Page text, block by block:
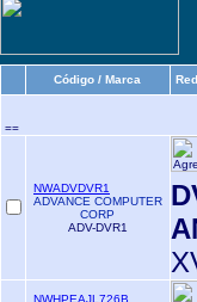
Código / Marca
==
NWADVDVR1
ADVANCE COMPUTER
CORP
ADV-DVR1
NWHPEAJL726B